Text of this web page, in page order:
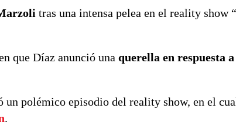
tras una intensa pelea en el reality show
que Díaz anunció una querella en respuesta
un polémico episodio del reality show, en el
.